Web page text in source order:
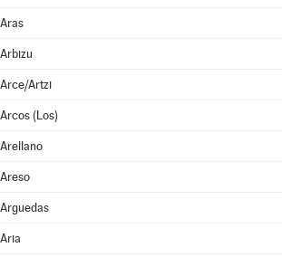
Aras
Arbizu
Arce/Artzi
Arcos (Los)
Arellano
Areso
Arguedas
Aria